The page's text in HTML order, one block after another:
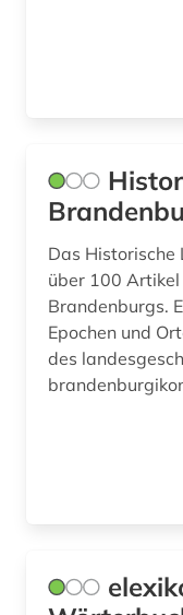
Das
über 100
Brandenburgs.
Epochen und
des